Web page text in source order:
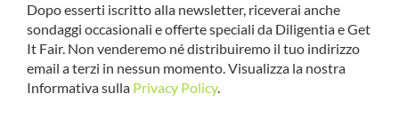
Dopo esserti iscritto alla newsletter, riceverai anche
sondaggi occasionali e offerte speciali da Diligentia e Get
It Fair. Non venderemo né distribuiremo il tuo indirizzo
email a terzi in nessun momento. Visualizza la nostra
Informativa sulla Privacy Policy.